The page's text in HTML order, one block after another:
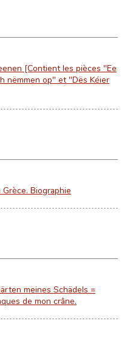
[Contient les pièces "Ee
nëmmen op" et "Dës Kéier
Biographie
meines Schädels =
de mon crâne.